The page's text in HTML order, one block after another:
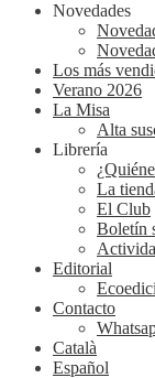
Novedades
Los más
Verano 2026
La Misa
Alta
Librería
La
El Club
Boletín
Editorial
Contacto
Català
Español